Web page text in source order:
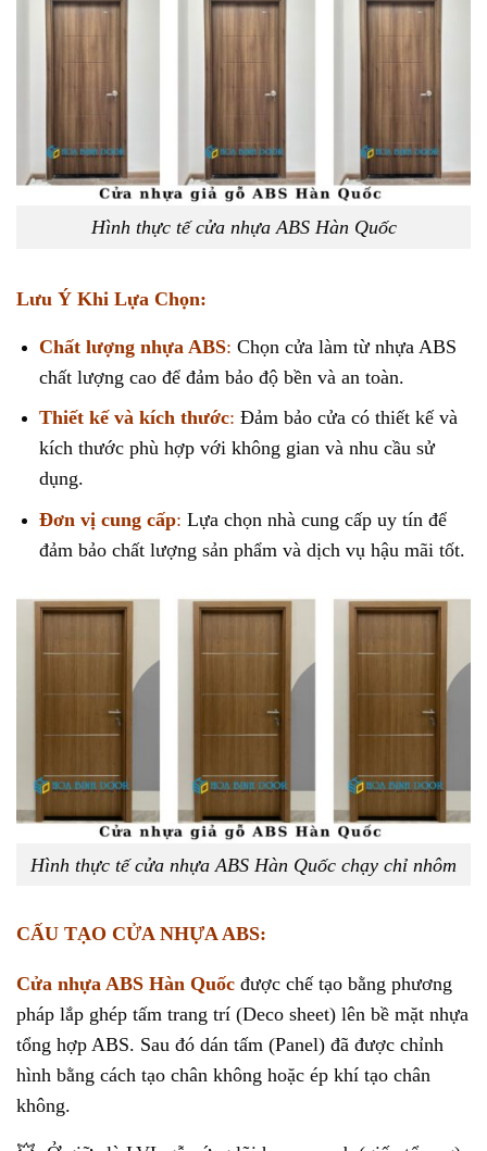
Hình thực tế cửa nhựa ABS Hàn Quốc
Lưu Ý Khi Lựa Chọn:
Chất lượng nhựa ABS: Chọn cửa làm từ nhựa ABS
chất lượng cao để đảm bảo độ bền và an toàn.
Thiết kế và kích thước: Đảm bảo cửa có thiết kế và
kích thước phù hợp với không gian và nhu cầu sử
dụng.
Đơn vị cung cấp: Lựa chọn nhà cung cấp uy tín để
đảm bảo chất lượng sản phẩm và dịch vụ hậu mãi tốt.
Hình thực tế cửa nhựa ABS Hàn Quốc chạy chỉ nhôm
CẤU TẠO CỬA NHỰA ABS:
Cửa nhựa ABS Hàn Quốc được chế tạo bằng phương
pháp lắp ghép tấm trang trí (Deco sheet) lên bề mặt nhựa
tổng hợp ABS. Sau đó dán tấm (Panel) đã được chỉnh
hình bằng cách tạo chân không hoặc ép khí tạo chân
không.